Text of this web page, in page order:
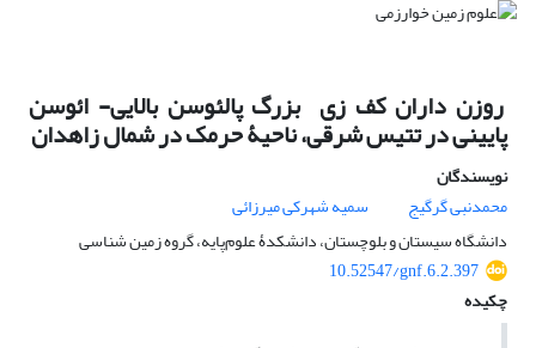
روزن داران کف زی بزرگ پالئوسن بالایی- ائوسن
پایینی در تتیس شرقی، ناحیۀ حرمک در شمال زاهدان
نویسندگان
محمدنبی گرگیج
سمیه شهرکی میرزائی
دانشگاه سیستان و بلوچستان، دانشکدۀ علوم‌پایه، گروه زمین شناسی
10.52547/gnf.6.2.397
چکیده